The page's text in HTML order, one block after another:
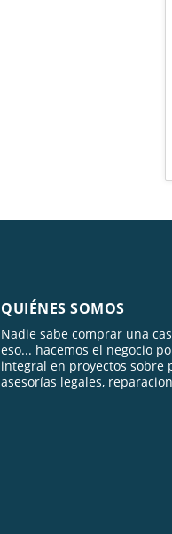
QUIÉNES SOMOS
Nadie sabe comprar una
eso... hacemos el negocio
integral en proyectos sobre
asesorías legales,